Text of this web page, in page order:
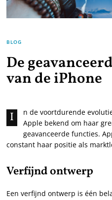
BLOG
De
van de iPhone
I
n de voortdurende
Apple bekend om haar
geavanceerde functies.
constant haar positie als
Verfijnd ontwerp
Een verfijnd ontwerp is één